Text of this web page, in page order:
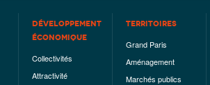
DÉVELOPPEMENT
ÉCONOMIQUE
Collectivités
Attractivité
TERRITOIRES
Grand Paris
Aménagement
Marchés publics